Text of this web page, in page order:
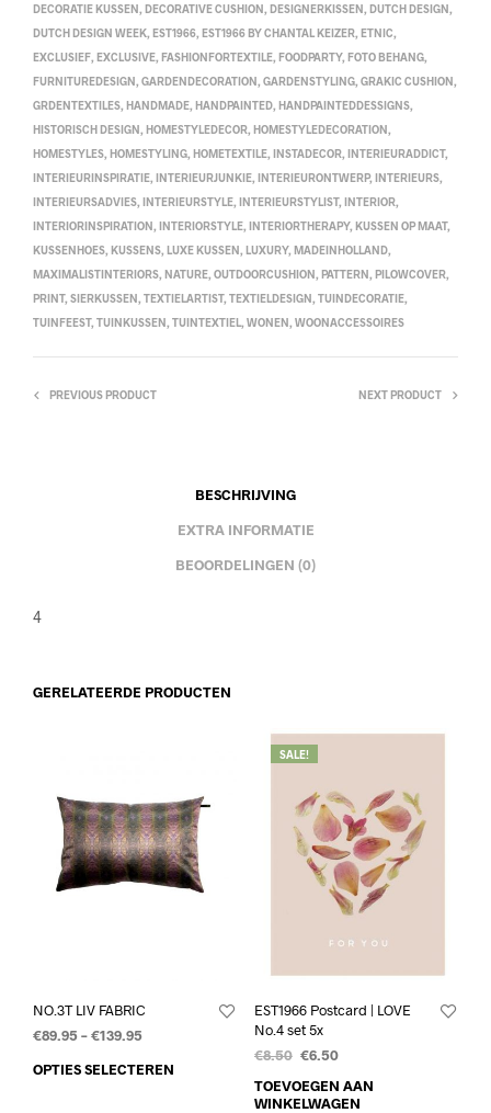
DECORATIE KUSSEN, DECORATIVE CUSHION, DESIGNERKISSEN, DUTCH DESIGN,
DUTCH DESIGN WEEK, EST1966, EST1966 BY CHANTAL KEIZER, ETNIC,
EXCLUSIEF, EXCLUSIVE, FASHIONFORTEXTILE, FOODPARTY, FOTO BEHANG,
FURNITUREDESIGN, GARDENDECORATION, GARDENSTYLING, GRAKIC CUSHION,
GRDENTEXTILES, HANDMADE, HANDPAINTED, HANDPAINTEDDESSIGNS,
HISTORISCH DESIGN, HOMESTYLEDECOR, HOMESTYLEDECORATION,
HOMESTYLES, HOMESTYLING, HOMETEXTILE, INSTADECOR, INTERIEURADDICT,
INTERIEURINSPIRATIE, INTERIEURJUNKIE, INTERIEURONTWERP, INTERIEURS,
INTERIEURSADVIES, INTERIEURSTYLE, INTERIEURSTYLIST, INTERIOR,
INTERIORINSPIRATION, INTERIORSTYLE, INTERIORTHERAPY, KUSSEN OP MAAT,
KUSSENHOES, KUSSENS, LUXE KUSSEN, LUXURY, MADEINHOLLAND,
MAXIMALISTINTERIORS, NATURE, OUTDOORCUSHION, PATTERN, PILOWCOVER,
PRINT, SIERKUSSEN, TEXTIELARTIST, TEXTIELDESIGN, TUINDECORATIE,
TUINFEEST, TUINKUSSEN, TUINTEXTIEL, WONEN, WOONACCESSOIRES
PREVIOUS PRODUCT NEXT PRODUCT
BESCHRIJVING
EXTRA INFORMATIE
BEOORDELINGEN (0)
4
GERELATEERDE PRODUCTEN
NO.3T LIV FABRIC
€89.95–€139.95
OPTIES SELECTEREN
SALE!
EST1966 Postcard | LOVE
No.4 set 5x
€8.50 €6.50
TOEVOEGEN AAN
WINKELWAGEN